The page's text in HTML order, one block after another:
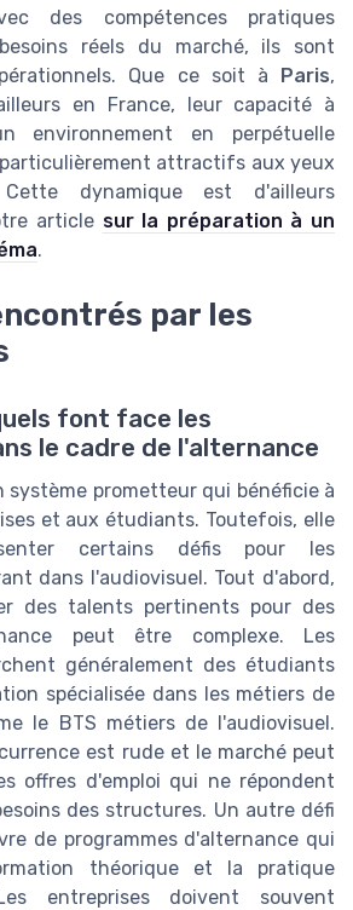
des compétences pratiques
réels du marché, ils sont
Que ce soit à Paris,
en France, leur capacité à
environnement en perpétuelle
attractifs aux yeux
dynamique est d'ailleurs
article sur la préparation à un
.
par les
font face les
le cadre de l'alternance
système prometteur qui bénéficie à
et aux étudiants. Toutefois, elle
certains défis pour les
dans l'audiovisuel. Tout d'abord,
des talents pertinents pour des
peut être complexe. Les
généralement des étudiants
spécialisée dans les métiers de
le BTS métiers de l'audiovisuel.
est rude et le marché peut
offres d'emploi qui ne répondent
des structures. Un autre défi
de programmes d'alternance qui
théorique et la pratique
entreprises doivent souvent